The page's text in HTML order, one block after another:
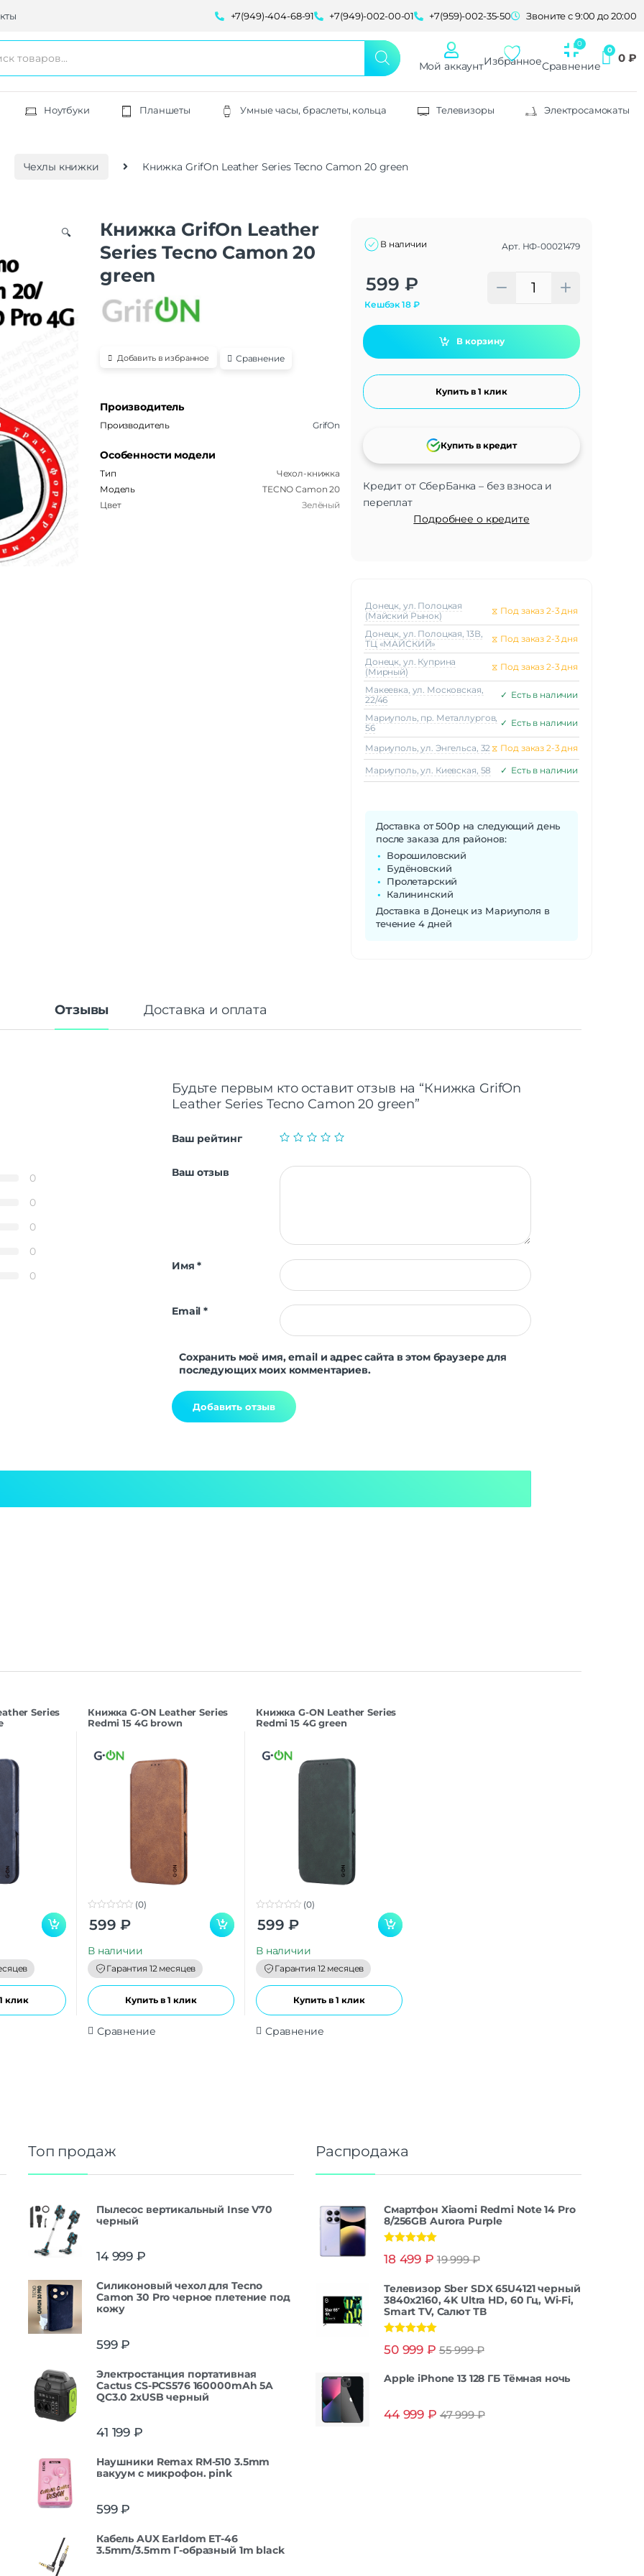
+7(949)-404-68-91 +7(949)-002-00-01 +7(959)-002-35-50 Звоните с 9:00 до 20:00
Мой аккаунтИзбранноеСравнение
0 ₽
Ноутбуки Планшеты Умные часы, браслеты, кольца Телевизоры Электросамокаты
Чехлы книжки Книжка GrifOn Leather Series Tecno Camon 20 green
🔍
Книжка GrifOn Leather
Series Tecno Camon 20
green
Добавить в избранное Сравнение
Производитель
Производитель GrifOn
Особенности модели
Тип
Чехол-книжка
Модель
TECNO Camon 20
Цвет
Зелёный
В наличии Арт. НФ-00021479
599 ₽
Кешбэк18₽
В корзину
Купить в 1 клик
Кредит от СберБанка – без взноса и
переплат
Подробнее о кредите
Купить в кредит
Alternative:
Донецк, ул. Полоцкая
(Майский Рынок)
⧖ Под заказ 2-3 дня
Донецк, ул. Полоцкая, 13В,
ТЦ «МАЙСКИЙ»
⧖ Под заказ 2-3 дня
Донецк, ул. Куприна
(Мирный)
⧖ Под заказ 2-3 дня
Макеeвка, ул. Московская,
22/46
✓ Есть в наличии
Мариуполь, пр. Металлургов,
56
✓ Есть в наличии
Мариуполь, ул. Энгельса, 32 ⧖ Под заказ 2-3 дня
Мариуполь, ул. Киевская, 58 ✓ Есть в наличии
Доставка от 500р на следующий день
после заказа для районов:
Ворошиловский
Будёновский
Пролетарский
Калининский
Доставка в Донецк из Мариуполя в
течение 4 дней
Отзывы Доставка и оплата
0
0
0
0
0
Будьте первым кто оставит отзыв на “Книжка GrifOn
Leather Series Tecno Camon 20 green”
Ваш рейтинг
Ваш отзыв
Имя*
Email*
Сохранить моё имя, email и адрес сайта в этом браузере для
последующих моих комментариев.
Series
клик
Книжка G-ON Leather Series
Redmi 15 4G brown
o
o
(0)
599 ₽
В наличии
Гарантия 12 месяцев
Купить в 1 клик
Сравнение
Книжка G-ON Leather Series
Redmi 15 4G green
o
o
(0)
599 ₽
В наличии
Гарантия 12 месяцев
Купить в 1 клик
Сравнение
Топ продаж
Пылесос вертикальный Inse V70
черный
14 999 ₽
Силиконовый чехол для Tecno
Camon 30 Pro черное плетение под
кожу
599₽
Электростанция портативная
Cactus CS-PCS576 160000mAh 5A
QC3.0 2xUSB черный
41 199 ₽
Наушники Remax RM-510 3.5mm
вакуум с микрофон. pink
599₽
Кабель AUX Earldom ET-46
3.5mm/3.5mm Г-образный 1m black
Распродажа
Смартфон Xiaomi Redmi Note 14 Pro
8/256GB Aurora Purple
из 5
18 499 ₽ 19 999₽
Телевизор Sber SDX 65U4121 черный
3840x2160, 4K Ultra HD, 60 Гц, Wi-Fi,
Smart TV, Салют ТВ
из 5
50 999 ₽ 55 999₽
Apple iPhone 13 128 ГБ Тёмная ночь
44 999 ₽ 47 999₽